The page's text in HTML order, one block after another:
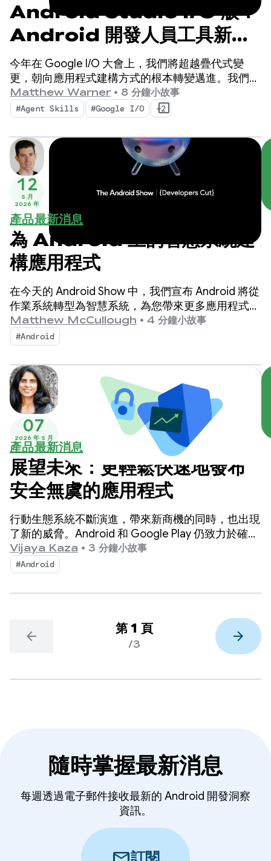
Android Studio I/O 版：
Android 開發人員工具新功
能
今年在 Google I/O 大會上，我們將超越疊代式變
更，朝向應用程式建構方式的根本轉變邁進。我們最
新推出的工具專為 AI 代理時代而生，不僅能提升
Android 開發人員的工作效率，還能強化您在程式碼
集部署的 AI 代理。
Matthew Warner • 8 分鐘小故事
#Agent Skills #Google I/O +2
12
5 月
2026 年
產品最新消息
為 Android 上的智慧系統建
構應用程式
在今天的 Android Show 中，我們宣布 Android 將從
作業系統轉型為智慧系統，為您帶來更多應用程式互
動商機。
Matthew McCullough • 4 分鐘小故事
#Android
07
2026 年 5 月
產品最新消息
展望未來：更輕鬆快速地發布
安全無虞的應用程式
行動生態系統不斷演進，帶來新商機的同時，也出現
了新的威脅。Android 和 Google Play 仍致力於確保
數十億使用者能安心使用應用程式，並讓開發人員創
新蓬勃發展。
Vijaya Kaza • 3 分鐘小故事
#Android
arrow_back 第 1 頁
/3 arrow_forward
隨時掌握最新消息
每週透過電子郵件接收最新的 Android 開發洞察
資訊。